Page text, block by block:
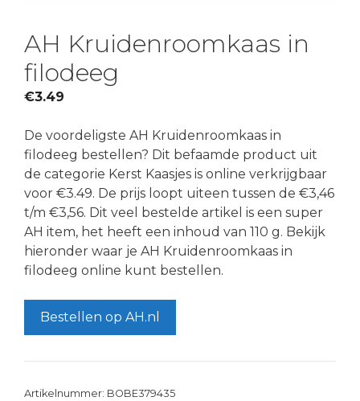
AH Kruidenroomkaas in
filodeeg
€3.49
De voordeligste AH Kruidenroomkaas in
filodeeg bestellen? Dit befaamde product uit
de categorie Kerst Kaasjes is online verkrijgbaar
voor €3.49. De prijs loopt uiteen tussen de €3,46
t/m €3,56. Dit veel bestelde artikel is een super
AH item, het heeft een inhoud van 110 g. Bekijk
hieronder waar je AH Kruidenroomkaas in
filodeeg online kunt bestellen.
Bestellen op AH.nl
Artikelnummer: BOBE379435